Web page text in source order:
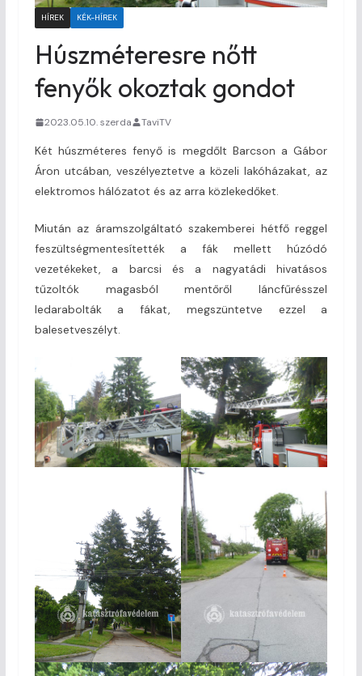
HÍREK KÉK-HÍREK
Húszméteresre nőtt
fenyők okoztak gondot
2023.05.10. szerda TaviTV
Két húszméteres fenyő is megdőlt Barcson a Gábor
Áron utcában, veszélyeztetve a közeli lakóházakat, az
elektromos hálózatot és az arra közlekedőket.
Miután az áramszolgáltató szakemberei hétfő reggel
feszültségmentesítették a fák mellett húzódó
vezetékeket, a barcsi és a nagyatádi hivatásos
tűzoltók magasból mentőről láncfűrésszel
ledarabolták a fákat, megszüntetve ezzel a
balesetveszélyt.